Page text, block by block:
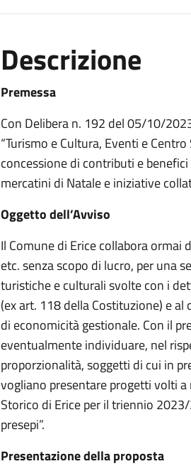
Descrizione
Premessa
Con Delibera n. 192 del 05/10/
“Turismo e Cultura, Eventi e
concessione di contributi e
mercatini di Natale e iniziative
Oggetto dell’Avviso
Il Comune di Erice collabora ormai
etc. senza scopo di lucro, per una
turistiche e culturali svolte con i
(ex art. 118 della Costituzione) e
di economicità gestionale. Con il
eventualmente individuare, nel
proporzionalità, soggetti di cui in
vogliano presentare progetti volti
Storico di Erice per il triennio
presepi”.
Presentazione della proposta